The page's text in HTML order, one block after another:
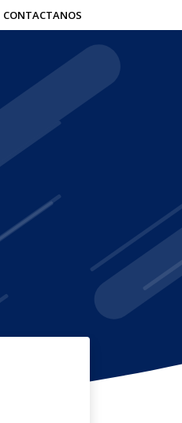
CONTACTANOS